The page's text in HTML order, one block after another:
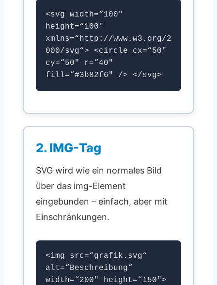
<svg width=“100″
height=“100″
xmlns=“http://www.w3.org/2
000/svg“> <circle cx=“50″
cy=“50″ r=“40″
fill=“#3b82f6″ /> </svg>
2. IMG-Tag
SVG wird wie ein normales Bild
über das img-Element
eingebunden – einfach, aber mit
Einschränkungen.
<img src=“grafik.svg“
alt=“Beschreibung“
width=“200″ height=“150″>